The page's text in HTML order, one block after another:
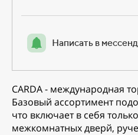
Написать в
CARDA - международная
Базовый ассортимент
что включает в себя
межкомнатных дверй,